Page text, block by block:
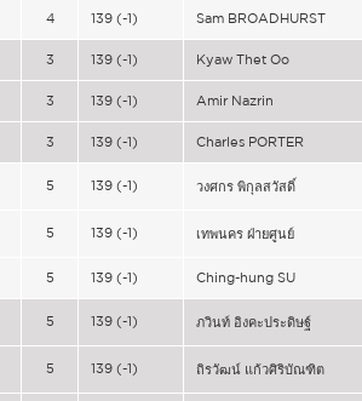
4 139 (-1) Sam BROADHURST
3 139 (-1) Kyaw Thet Oo
3 139 (-1) Amir Nazrin
3 139 (-1) Charles PORTER
5 139 (-1) วงศกร พิกุลสวัสดิ์
5 139 (-1) เทพนคร ฝ่ายศูนย์
5 139 (-1) Ching-hung SU
5 139 (-1) ภวินท์ อิงคะประดิษฐ์
5 139 (-1) ถิรวัฒน์ แก้วศิริบัณฑิต